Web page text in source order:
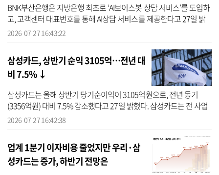
BNK부산은행은 지방은행 최초로 ‘AI보이스봇 상담 서비스’를 도입하
고, 고객센터 대표번호를 통해 AI상담 서비스를 제공한다고 27일 밝
혔다. BNK부산은행에 따르면 AI보이스봇은 단순·반복적인 금융 문
2026-07-27 16:43:22
삼성카드, 상반기 순익 3105억…전년 대
비 7.5% ↓
삼성카드는 올해 상반기 당기순이익이 3105억원으로, 전년 동기
(3356억원) 대비 7.5% 감소했다고 27일 밝혔다. 삼성카드는 전 사업
부문에서 이용금액과 상품채권잔고가 증가하면서 영업수익이 늘었
2026-07-27 16:42:38
업계 1분기 이자비용 줄었지만 우리·삼
성카드는 증가, 하반기 전망은